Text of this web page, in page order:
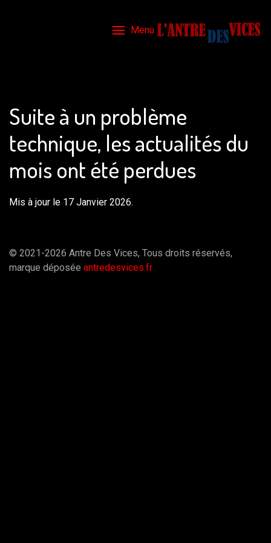
Menu
Suite à un problème
technique, les actualités du
mois ont été perdues
Mis à jour le 17 Janvier 2026.
© 2021-2026 Antre Des Vices, Tous droits réservés,
marque déposée antredesvices.fr